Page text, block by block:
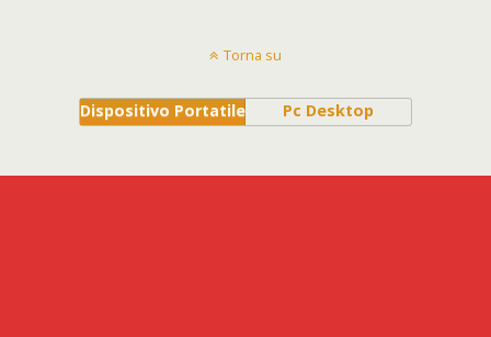
Torna su
Dispositivo Portatile Pc Desktop